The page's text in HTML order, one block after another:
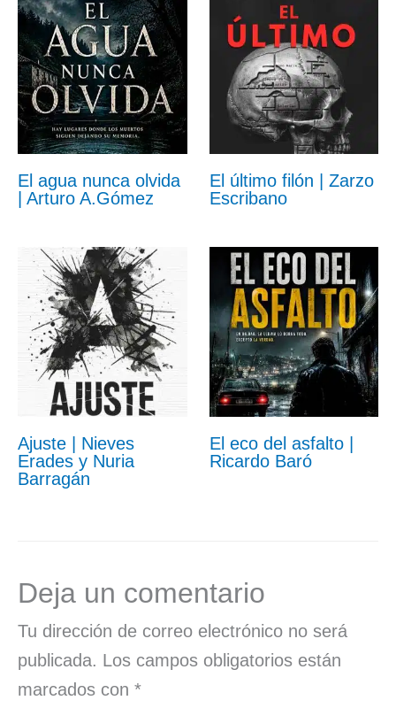
El agua nunca olvida
| Arturo A.Gómez
El último filón | Zarzo
Escribano
Ajuste | Nieves
Erades y Nuria
Barragán
El eco del asfalto |
Ricardo Baró
Deja un comentario
Tu dirección de correo electrónico no será
publicada. Los campos obligatorios están
marcados con *